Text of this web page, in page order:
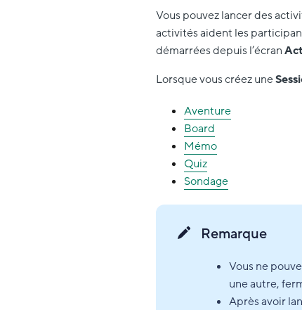
Vous pouvez lancer des
activités aident les
démarrées depuis l’écran
Lorsque vous créez une
Aventure
Board
Mémo
Quiz
Sondage
Remarque
Vous ne
une autre,
Après avoir